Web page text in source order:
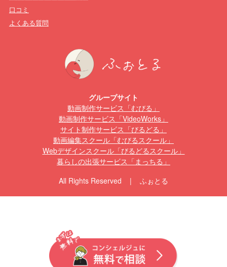
口コミ
よくある質問
グループサイト
動画制作サービス「むびる」
動画制作サービス「VideoWorks」
サイト制作サービス「びるどる」
動画編集スクール「むびるスクール」
Webデザインスクール「びるどるスクール」
暮らしの出張サービス「まっちる」
All Rights Reserved | ふぉとる